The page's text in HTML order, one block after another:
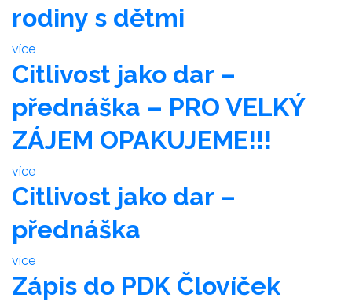
rodiny s dětmi
více
Citlivost jako dar –
přednáška – PRO VELKÝ
ZÁJEM OPAKUJEME!!!
více
Citlivost jako dar –
přednáška
více
Zápis do PDK Človíček